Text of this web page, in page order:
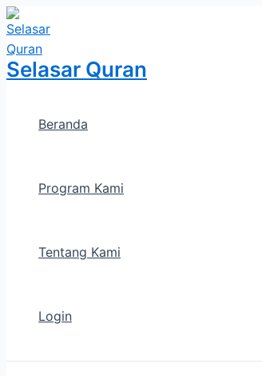
Lewati
ke
konten
Selasar Quran
Beranda
Program Kami
Tentang Kami
Login